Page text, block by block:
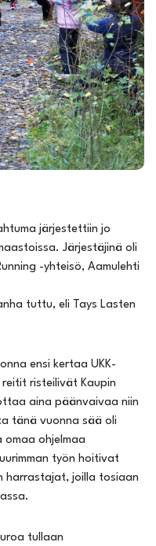
järjestettiin jo
Järjestäjinä oli
-yhteisö, Aamulehti
tuttu, eli Tays Lasten
ensi kertaa UKK-
risteilivät Kaupin
aina päänvaivaa niin
tänä vuonna sää oli
omaa ohjelmaa
työn hoitivat
harrastajat, joilla tosiaan
tullaan